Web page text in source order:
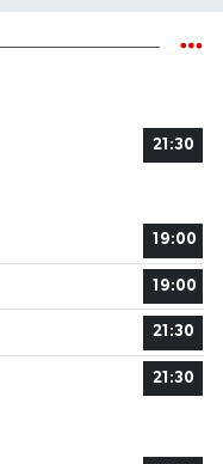
21:30
19:00
19:00
21:30
21:30